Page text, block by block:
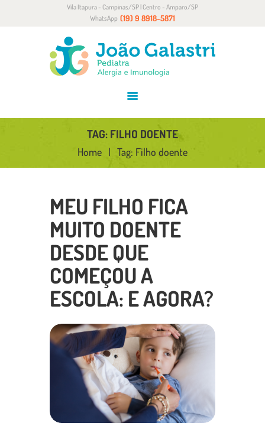
Vila Itapura - Campinas/SP | Centro - Amparo/SP
WhatsApp (19) 9 8918-5871
TAG: FILHO DOENTE
Home Tag: Filho doente
ALERGIA E IMUNOLOGIA
CONVÊNIOS
CONTATO
MEU FILHO FICA
MUITO DOENTE
DESDE QUE
COMEÇOU A
ESCOLA: E AGORA?